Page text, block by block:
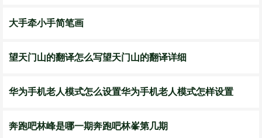
大手牵小手简笔画
望天门山的翻译怎么写望天门山的翻译详细
华为手机老人模式怎么设置华为手机老人模式怎样设置
奔跑吧林峰是哪一期奔跑吧林峯第几期